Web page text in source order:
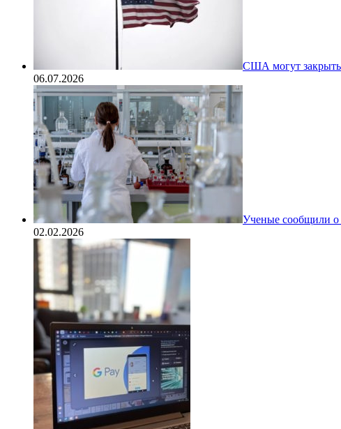
США могут закрыть
06.07.2026
Ученые сообщили о
02.02.2026